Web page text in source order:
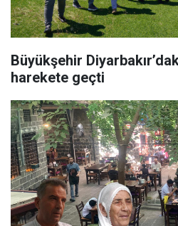
Büyükşehir
harekete geçti